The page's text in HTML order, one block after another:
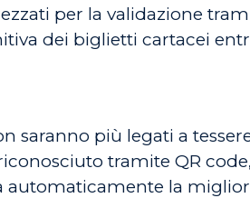
per la validazione
dei biglietti cartacei
saranno più legati a
tramite QR
automaticamente la